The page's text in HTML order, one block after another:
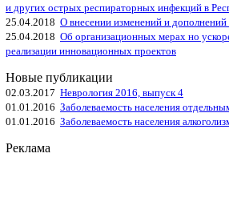
и других острых респираторных инфекций в
25.04.2018 О внесении изменений и дополнений
25.04.2018 Об организационных мерах но
реализации инновационных проектов
Новые публикации
02.03.2017 Неврология 2016, выпуск 4
01.01.2016 Заболеваемость населения
01.01.2016 Заболеваемость населения
Реклама